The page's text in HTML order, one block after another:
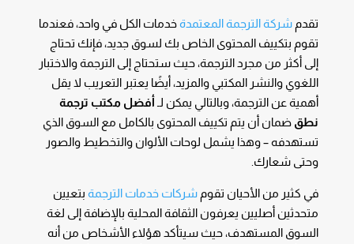
تقدم شركة الترجمة المعتمدةخدمات الكل في واحد، فعندما
تقوم بتكييف المحتوى الخاص بك لسوق جديد، فإنك تحتاج
إلى أكثر من مجرد الترجمة، حيث ستحتاج إلى الترجمة والاختبار
اللغوي والنشر المكتبي والمزيد، أيضًا يعتبر التعريب لا يقل
أهمية عن الترجمة، وبالتالي يمكن لـ أفضل مكتب ترجمة
نطق ضمان أن يتم تكييف المحتوى بالكامل مع السوق الذي
تستهدفه – وهذا يشمل لوحات الألوان والتخطيط والصور
وحتى شعارك.
في كثير من الأحيان تقوم شركات خدمات الترجمةبتعيين
متحدثين أصليين يعرفون الثقافة المحلية بالإضافة إلى لغة
السوق المستهدف، حيث سيتأكد هؤلاء الأشخاص من أنه